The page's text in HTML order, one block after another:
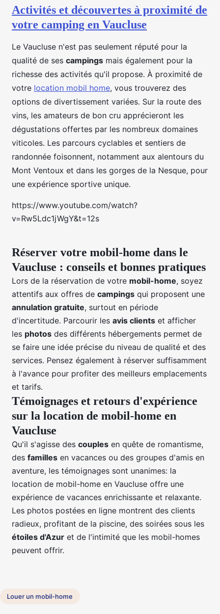
Activités et découvertes à proximité de
votre camping en Vaucluse
Le Vaucluse n'est pas seulement réputé pour la
qualité de ses campings mais également pour la
richesse des activités qu'il propose. À proximité de
votre location mobil home, vous trouverez des
options de divertissement variées. Sur la route des
vins, les amateurs de bon cru apprécieront les
dégustations offertes par les nombreux domaines
viticoles. Les parcours cyclables et sentiers de
randonnée foisonnent, notamment aux alentours du
Mont Ventoux et dans les gorges de la Nesque, pour
une expérience sportive unique.
https://www.youtube.com/watch?
v=Rw5Ldc1jWgY&t=12s
Réserver votre mobil-home dans le
Vaucluse : conseils et bonnes pratiques
Lors de la réservation de votre mobil-home, soyez
attentifs aux offres de campings qui proposent une
annulation gratuite, surtout en période
d'incertitude. Parcourir les avis clients et afficher
les photos des différents hébergements permet de
se faire une idée précise du niveau de qualité et des
services. Pensez également à réserver suffisamment
à l'avance pour profiter des meilleurs emplacements
et tarifs.
Témoignages et retours d'expérience
sur la location de mobil-home en
Vaucluse
Qu'il s'agisse des couples en quête de romantisme,
des familles en vacances ou des groupes d'amis en
aventure, les témoignages sont unanimes: la
location de mobil-home en Vaucluse offre une
expérience de vacances enrichissante et relaxante.
Les photos postées en ligne montrent des clients
radieux, profitant de la piscine, des soirées sous les
étoiles d'Azur et de l'intimité que les mobil-homes
peuvent offrir.
Louer un mobil-home